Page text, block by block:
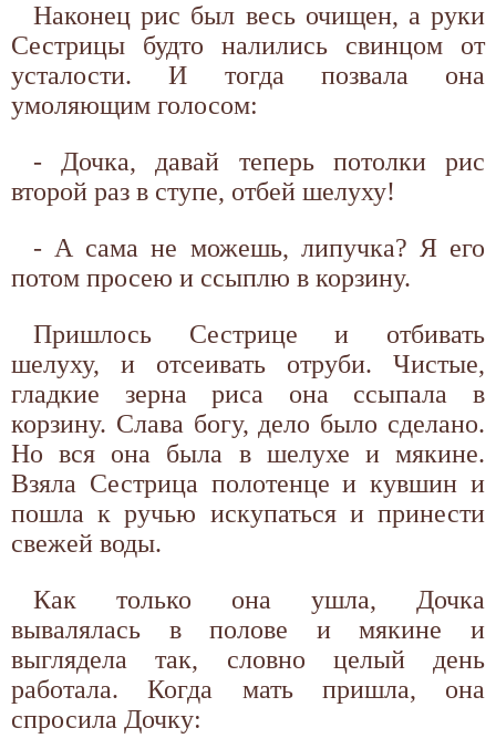
Наконец рис был весь очищен, а руки
Сестрицы будто налились свинцом от
усталости. И тогда позвала она
умоляющим голосом:
- Дочка, давай теперь потолки рис
второй раз в ступе, отбей шелуху!
- А сама не можешь, липучка? Я его
потом просею и ссыплю в корзину.
Пришлось Сестрице и отбивать
шелуху, и отсеивать отруби. Чистые,
гладкие зерна риса она ссыпала в
корзину. Слава богу, дело было сделано.
Но вся она была в шелухе и мякине.
Взяла Сестрица полотенце и кувшин и
пошла к ручью искупаться и принести
свежей воды.
Как только она ушла, Дочка
вывалялась в полове и мякине и
выглядела так, словно целый день
работала. Когда мать пришла, она
спросила Дочку: